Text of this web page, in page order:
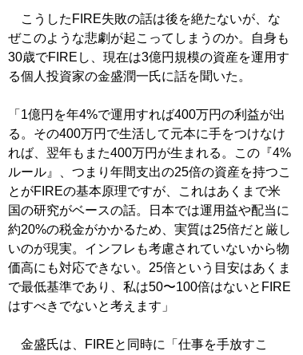
こうしたFIRE失敗の話は後を絶たないが、な
ぜこのような悲劇が起こってしまうのか。自身も
30歳でFIREし、現在は3億円規模の資産を運用す
る個人投資家の金盛潤一氏に話を聞いた。
「1億円を年4%で運用すれば400万円の利益が出
る。その400万円で生活して元本に手をつけなけ
れば、翌年もまた400万円が生まれる。この『4%
ルール』、つまり年間支出の25倍の資産を持つこ
とがFIREの基本原理ですが、これはあくまで米
国の研究がベースの話。日本では運用益や配当に
約20%の税金がかかるため、実質は25倍だと厳し
いのが現実。インフレも考慮されていないから物
価高にも対応できない。25倍という目安はあくま
で最低基準であり、私は50〜100倍はないとFIRE
はすべきでないと考えます」
金盛氏は、FIREと同時に「仕事を手放すこ